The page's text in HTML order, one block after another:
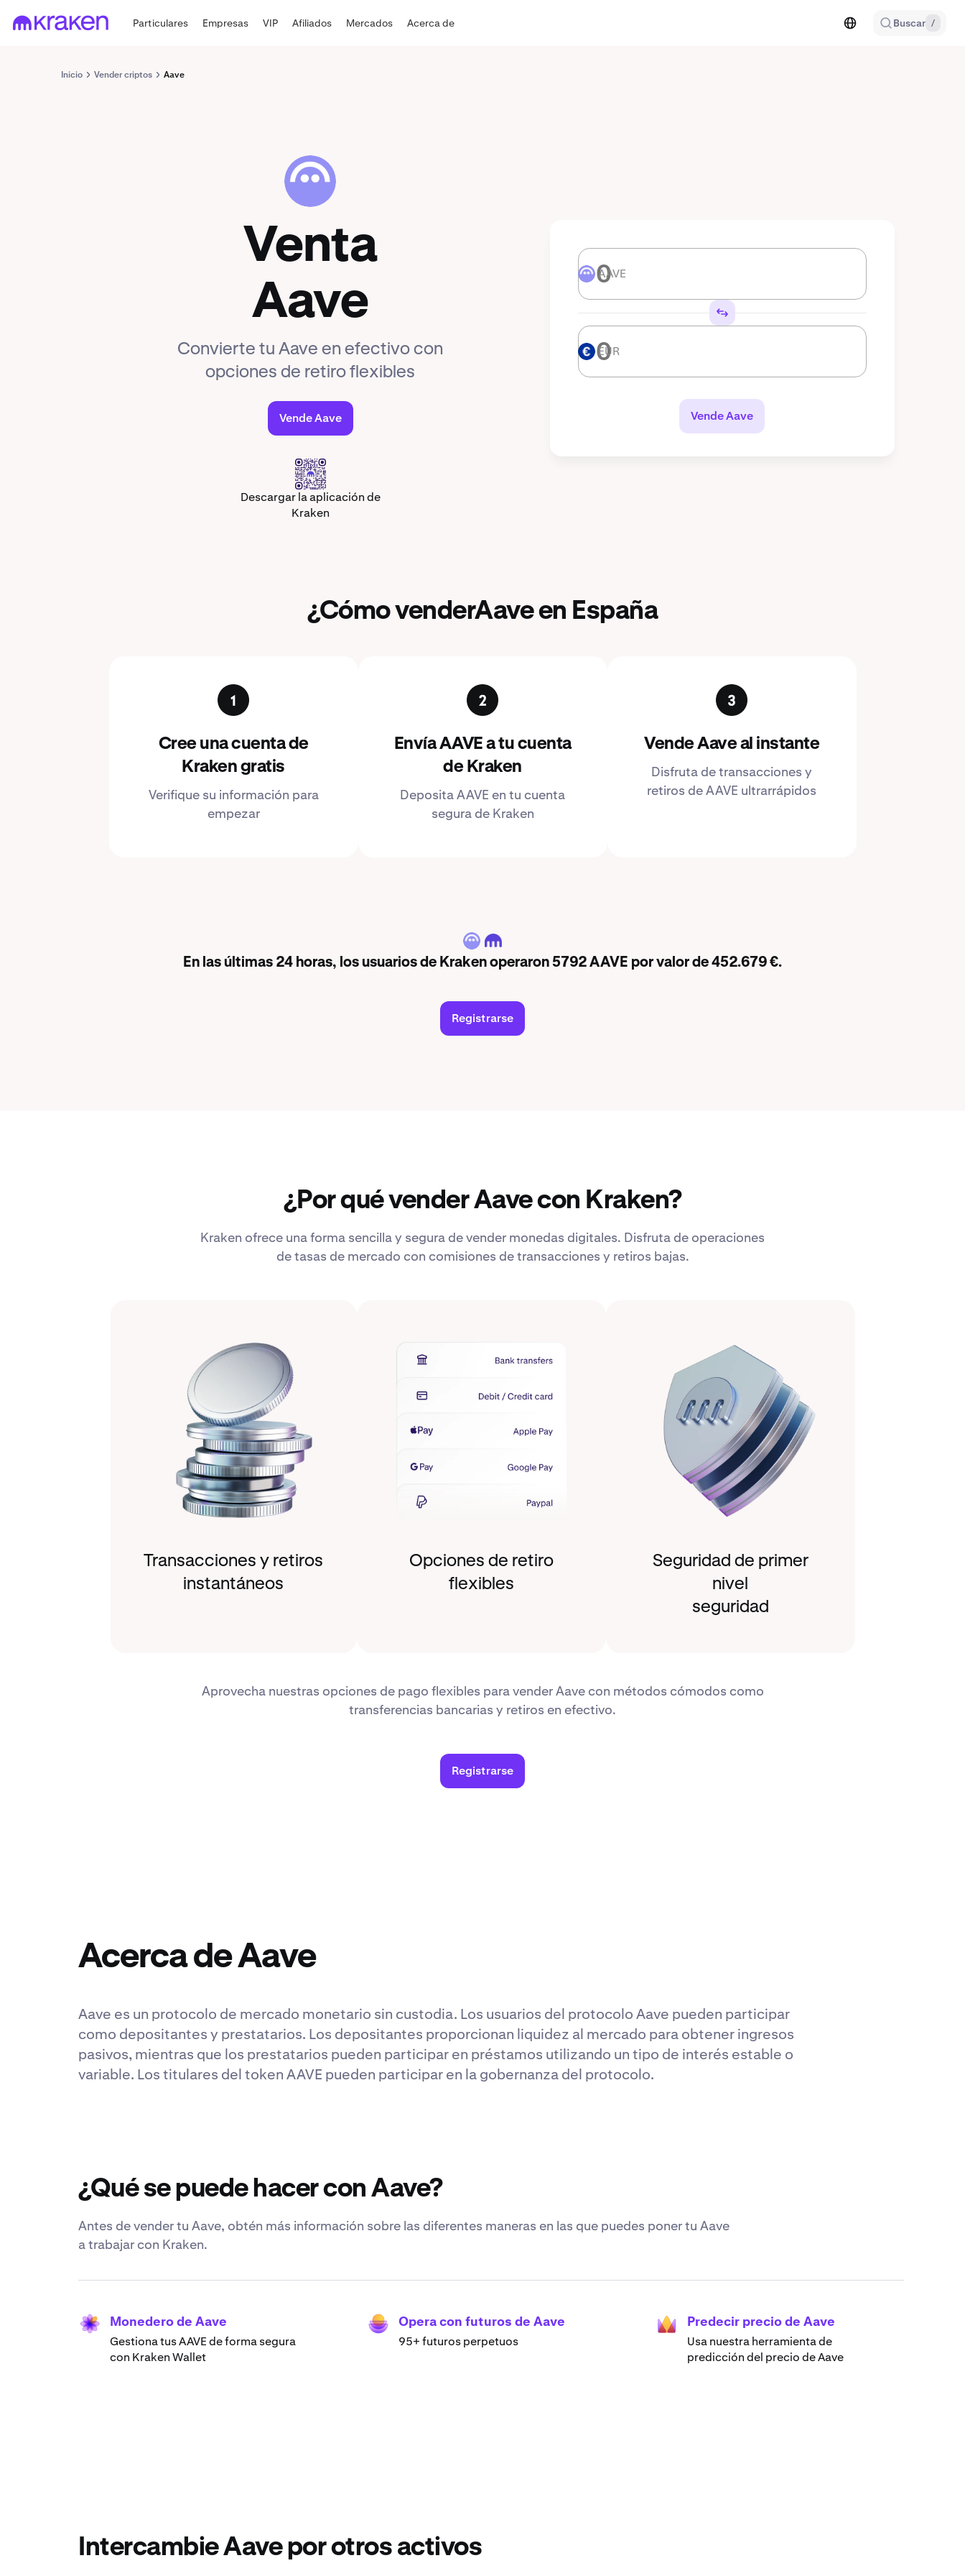
Particulares Empresas VIP Afiliados Mercados Acerca de Buscar /
Inicio Vender criptos Aave
AAVE
Venta
Aave
Convierte tu Aave en efectivo con
opciones de retiro flexibles
Vende Aave
Descargar la aplicación de
Kraken
AAVE AAVE
EUR EUR
Vende Aave
¿Cómo venderAave en España
Cree una cuenta de
Kraken gratis
Verifique su información para
empezar
Envía AAVE a tu cuenta
de Kraken
Deposita AAVE en tu cuenta
segura de Kraken
Vende Aave al instante
Disfruta de transacciones y
retiros de AAVE ultrarrápidos
AAVE
En las últimas 24 horas, los usuarios de Kraken operaron 5792 AAVE por valor de 452.679 €.
Registrarse
¿Por qué vender Aave con Kraken?
Kraken ofrece una forma sencilla y segura de vender monedas digitales. Disfruta de operaciones
de tasas de mercado con comisiones de transacciones y retiros bajas.
Transacciones y retiros
instantáneos
Opciones de retiro
flexibles
Seguridad de primer
nivel
seguridad
Aprovecha nuestras opciones de pago flexibles para vender Aave con métodos cómodos como
transferencias bancarias y retiros en efectivo.
Registrarse
Acerca de Aave
Aave es un protocolo de mercado monetario sin custodia. Los usuarios del protocolo Aave pueden participar
como depositantes y prestatarios. Los depositantes proporcionan liquidez al mercado para obtener ingresos
pasivos, mientras que los prestatarios pueden participar en préstamos utilizando un tipo de interés estable o
variable. Los titulares del token AAVE pueden participar en la gobernanza del protocolo.
¿Qué se puede hacer con Aave?
Antes de vender tu Aave, obtén más información sobre las diferentes maneras en las que puedes poner tu Aave
a trabajar con Kraken.
Monedero de Aave
Gestiona tus AAVE de forma segura
con Kraken Wallet
Opera con futuros de Aave
95+ futuros perpetuos
Predecir precio de Aave
Usa nuestra herramienta de
predicción del precio de Aave
Intercambie Aave por otros activos